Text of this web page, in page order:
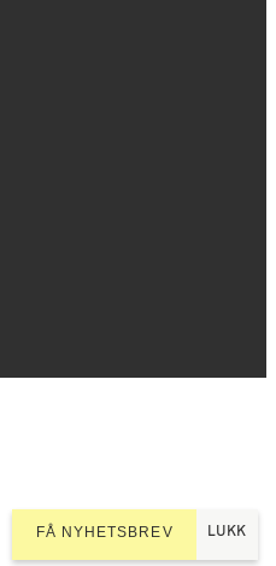
FÅ NYHETSBREV LUKK